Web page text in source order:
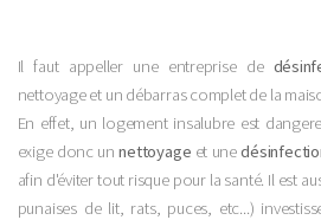
Il faut appeller une entreprise de
nettoyage et un débarras complet de la
En effet, un logement insalubre est
exige donc unnettoyage et une
afin d'éviter tout risque pour la santé. Il est
punaises de lit, rats, puces, etc...)